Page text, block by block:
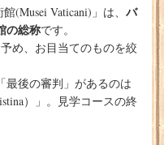
(Musei Vaticani)」は、 バ
の総称です。
め、お目当てのものを絞
最後の審判」があるのは
）」。見学コースの終